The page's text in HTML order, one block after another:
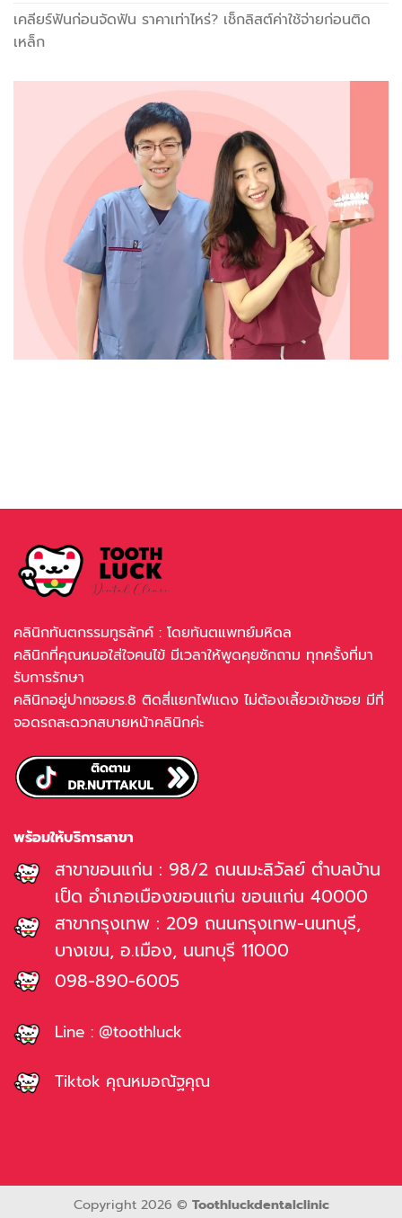
เคลียร์ฟันก่อนจัดฟัน ราคาเท่าไหร่? เช็กลิสต์ค่าใช้จ่ายก่อนติด
เหล็ก
คลินิกทันตกรรมทูธลักค์ : โดยทันตแพทย์มหิดล
คลินิกที่คุณหมอใส่ใจคนไข้ มีเวลาให้พูดคุยซักถาม ทุกครั้งที่มา
รับการรักษา
คลินิกอยู่ปากซอยร.8 ติดสี่แยกไฟแดง ไม่ต้องเลี้ยวเข้าซอย มีที่
จอดรถสะดวกสบายหน้าคลินิกค่ะ
พร้อมให้บริการสาขา
สาขาขอนแก่น : 98/2 ถนนมะลิวัลย์ ตำบลบ้าน
เป็ด อำเภอเมืองขอนแก่น ขอนแก่น 40000
สาขากรุงเทพ : 209 ถนนกรุงเทพ-นนทบุรี,
บางเขน, อ.เมือง, นนทบุรี 11000
098-890-6005
Line : @toothluck
Tiktok คุณหมอณัฐคุณ
Copyright 2026 © Toothluckdentalclinic